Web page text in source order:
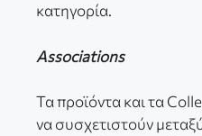
κατηγορία.
Associations
Τα προϊόντα και τα
να συσχετιστούν